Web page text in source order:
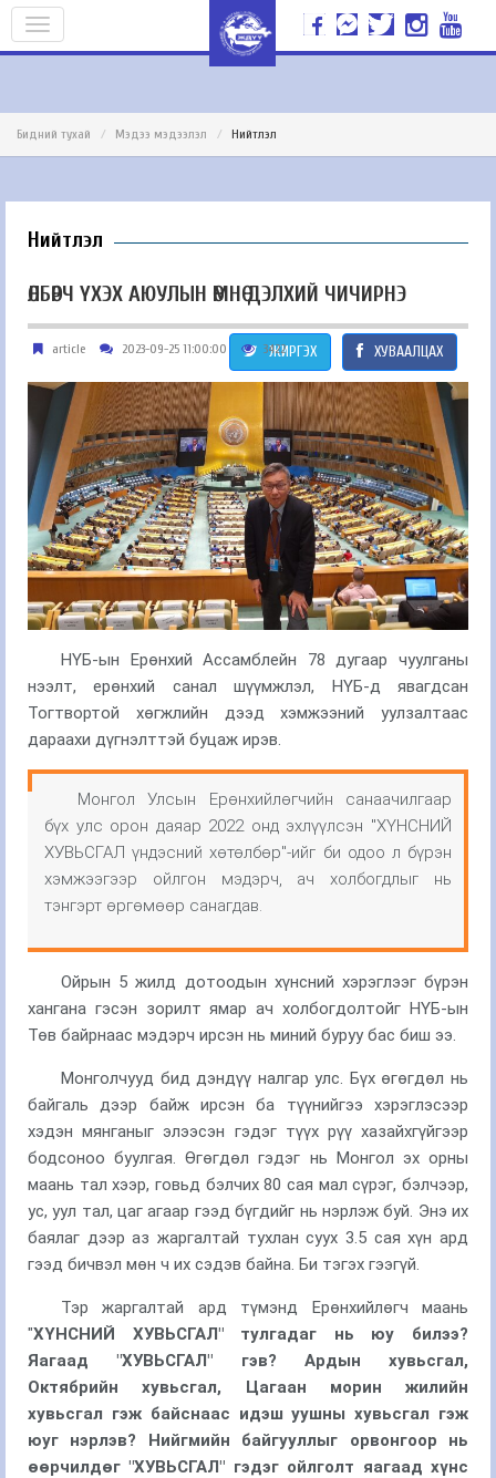
Бидний тухай Мэдээ мэдээлэл Нийтлэл
Нийтлэл
ӨЛБӨРЧ ҮХЭХ АЮУЛЫН ӨМНӨ ДЭЛХИЙ ЧИЧИРНЭ
article 2023-09-25 11:00:00 3422 ХУВААЛЦАХ
ЖИРГЭХ
НҮБ-ын Ерөнхий Ассамблейн 78 дугаар чуулганы
нээлт, ерөнхий санал шүүмжлэл, НҮБ-д явагдсан
Тогтвортой хөгжлийн дээд хэмжээний уулзалтаас
дараахи дүгнэлттэй буцаж ирэв.
Монгол Улсын Ерөнхийлөгчийн санаачилгаар
бүх улс орон даяар 2022 онд эхлүүлсэн "ХҮНСНИЙ
ХУВЬСГАЛ үндэсний хөтөлбөр"-ийг би одоо л бүрэн
хэмжээгээр ойлгон мэдэрч, ач холбогдлыг нь
тэнгэрт өргөмөөр санагдав.
Ойрын 5 жилд дотоодын хүнсний хэрэглээг бүрэн
хангана гэсэн зорилт ямар ач холбогдолтойг НҮБ-ын
Төв байрнаас мэдэрч ирсэн нь миний буруу бас биш ээ.
Монголчууд бид дэндүү налгар улс. Бүх өгөгдөл нь
байгаль дээр байж ирсэн ба түүнийгээ хэрэглэсээр
хэдэн мянганыг элээсэн гэдэг түүх рүү хазайхгүйгээр
бодсоноо буулгая. Өгөгдөл гэдэг нь Монгол эх орны
маань тал хээр, говьд бэлчих 80 сая мал сүрэг, бэлчээр,
ус, уул тал, цаг агаар гээд бүгдийг нь нэрлэж буй. Энэ их
баялаг дээр аз жаргалтай тухлан суух 3.5 сая хүн ард
гээд бичвэл мөн ч их сэдэв байна. Би тэгэх гээгүй.
Тэр жаргалтай ард түмэнд Ерөнхийлөгч маань
"ХҮНСНИЙ ХУВЬСГАЛ" тулгадаг нь юу билээ?
Яагаад "ХУВЬСГАЛ" гэв? Ардын хувьсгал,
Октябрийн хувьсгал, Цагаан морин жилийн
хувьсгал гэж байснаас идэш уушны хувьсгал гэж
юуг нэрлэв? Нийгмийн байгууллыг орвонгоор нь
өөрчилдөг "ХУВЬСГАЛ" гэдэг ойлголт яагаад хүнс